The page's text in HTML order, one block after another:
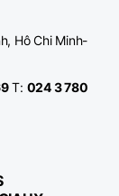
Hô Chi Minh-
T: 024 3 780